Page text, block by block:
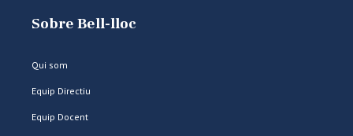
Sobre Bell-lloc
Qui som
Equip Directiu
Equip Docent